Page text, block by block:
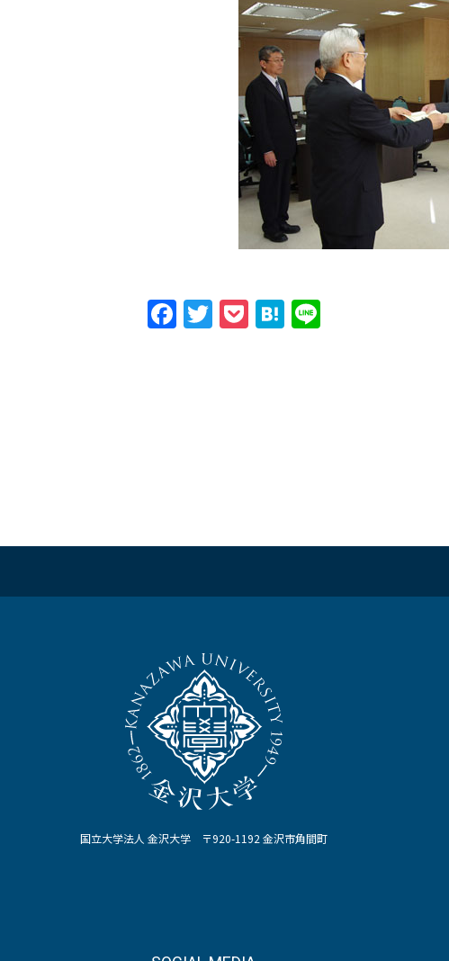
Facebook
Twitter
PocketHatena
国立大学法人 金沢大学 〒920-1192 金沢市角間町